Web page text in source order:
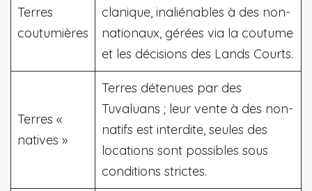
Terres
coutumières
clanique, inaliénables à des non-
nationaux, gérées via la coutume
et les décisions des Lands Courts.
Terres «
natives »
Terres détenues par des
Tuvaluans ; leur vente à des non-
natifs est interdite, seules des
locations sont possibles sous
conditions strictes.